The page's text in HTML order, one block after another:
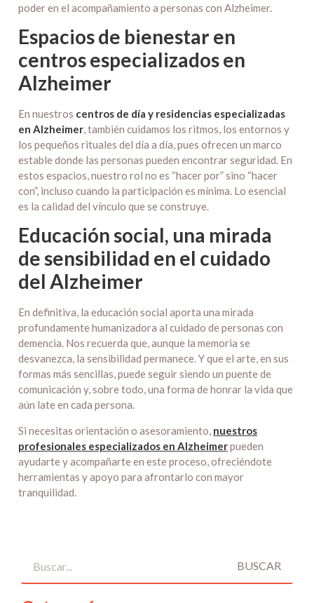
poder en el acompañamiento a personas con Alzheimer.
Espacios de bienestar en
centros especializados en
Alzheimer
En nuestros centros de día y residencias especializadas
en Alzheimer, también cuidamos los ritmos, los entornos y
los pequeños rituales del día a día, pues ofrecen un marco
estable donde las personas pueden encontrar seguridad. En
estos espacios, nuestro rol no es “hacer por” sino “hacer
con”, incluso cuando la participación es mínima. Lo esencial
es la calidad del vínculo que se construye.
Educación social, una mirada
de sensibilidad en el cuidado
del Alzheimer
En definitiva, la educación social aporta una mirada
profundamente humanizadora al cuidado de personas con
demencia. Nos recuerda que, aunque la memoria se
desvanezca, la sensibilidad permanece. Y que el arte, en sus
formas más sencillas, puede seguir siendo un puente de
comunicación y, sobre todo, una forma de honrar la vida que
aún late en cada persona.
Si necesitas orientación o asesoramiento, nuestros
profesionales especializados en Alzheimerpueden
ayudarte y acompañarte en este proceso, ofreciéndote
herramientas y apoyo para afrontarlo con mayor
tranquilidad.
BUSCAR